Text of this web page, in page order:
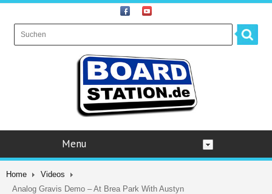
Menu
Home
Videos
Analog Gravis Demo – At Brea Park With Austyn